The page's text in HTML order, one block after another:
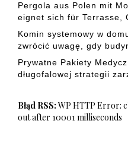
Pergola aus Polen mit
eignet sich für Terrasse,
Komin systemowy w
zwrócić uwagę, gdy
Prywatne Pakiety
długofalowej strategii
Błąd RSS:WP HTTP Error:
out after 10001 milliseconds